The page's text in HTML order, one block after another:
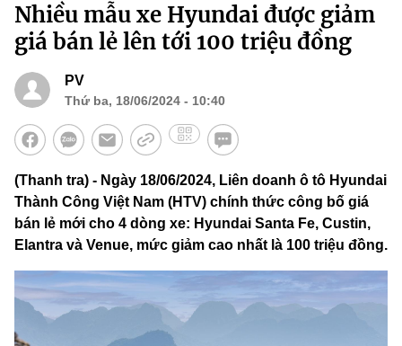
Nhiều mẫu xe Hyundai được giảm
giá bán lẻ lên tới 100 triệu đồng
PV
Thứ ba, 18/06/2024 - 10:40
(Thanh tra) - Ngày 18/06/2024, Liên doanh ô tô Hyundai
Thành Công Việt Nam (HTV) chính thức công bố giá
bán lẻ mới cho 4 dòng xe: Hyundai Santa Fe, Custin,
Elantra và Venue, mức giảm cao nhất là 100 triệu đồng.